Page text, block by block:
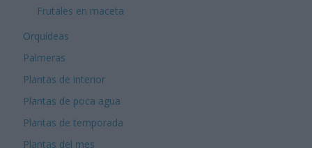
Frutales en maceta
Orquídeas
Palmeras
Plantas de interior
Plantas de poca agua
Plantas de temporada
Plantas del mes